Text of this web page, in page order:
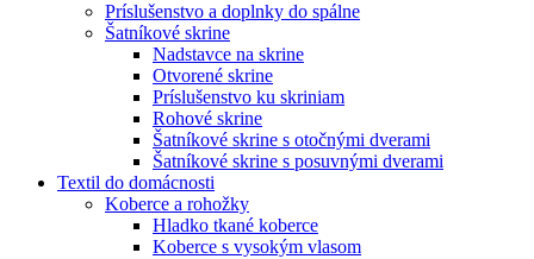
Príslušenstvo a doplnky do spálne
Šatníkové skrine
Nadstavce na skrine
Otvorené skrine
Príslušenstvo ku skriniam
Rohové skrine
Šatníkové skrine s otočnými dverami
Šatníkové skrine s posuvnými dverami
Textil do domácnosti
Koberce a rohožky
Hladko tkané koberce
Koberce s vysokým vlasom